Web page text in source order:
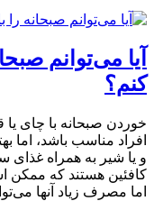
آیا می‌توانم
کنم؟
خوردن صبحانه با چای
افراد مناسب باشد،
و یا شیر به همراه غذای
کافئین هستند که ممکن
اما مصرف زیاد آنها